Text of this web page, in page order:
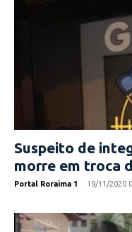
Suspeito de
morre em troca
Portal Roraima 1 - 19/11/2020